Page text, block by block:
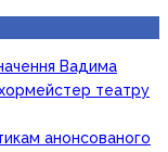
Вадима
театру
анонсованого